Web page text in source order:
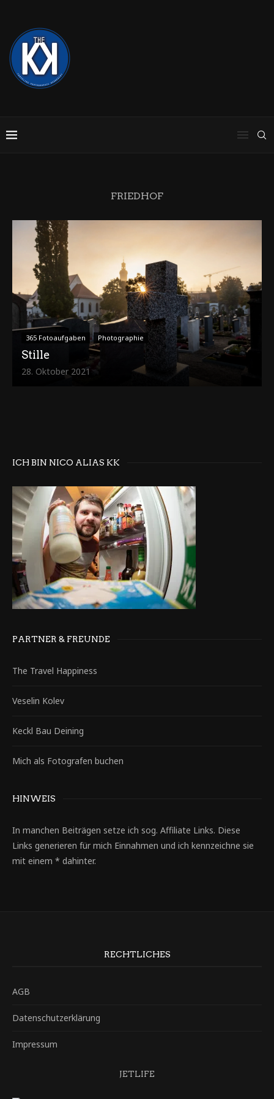
FRIEDHOF
365 Fotoaufgaben Photographie
Stille
28. Oktober 2021
ICH BIN NICO ALIAS KK
PARTNER & FREUNDE
The Travel Happiness
Veselin Kolev
Keckl Bau Deining
Mich als Fotografen buchen
HINWEIS
In manchen Beiträgen setze ich sog. Affiliate Links. Diese
Links generieren für mich Einnahmen und ich kennzeichne sie
mit einem * dahinter.
RECHTLICHES
AGB
Datenschutzerklärung
Impressum
JETLIFE